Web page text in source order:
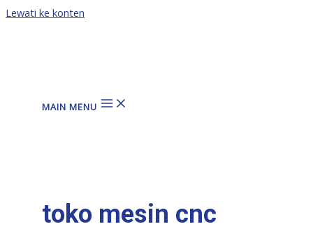
Lewati ke konten
MAIN MENU
toko mesin cnc